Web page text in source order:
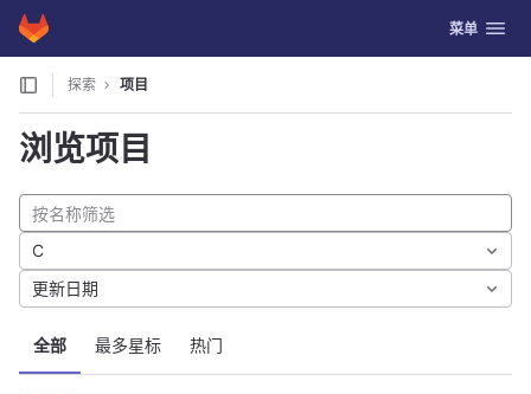
Skip to content
GitLab 切换导航
菜单
探索 项目
浏览项目
全部 最多星标 热门
C
更新日期